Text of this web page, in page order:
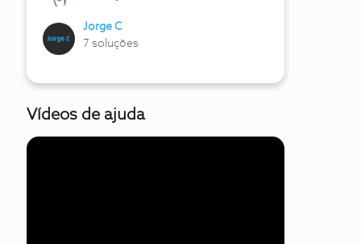
Jorge C
7 soluções
Vídeos de ajuda